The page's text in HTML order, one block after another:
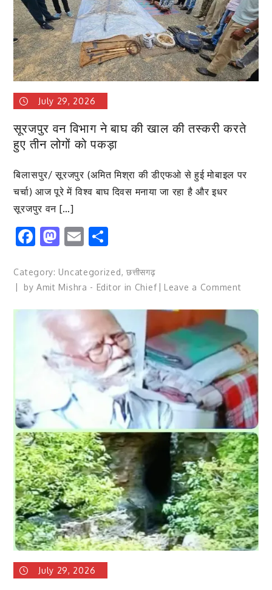
योजनाओं
का
करने
कलेक्टर
के
भोई
July 29, 2026
सूरजपुर वन विभाग ने बाघ की खाल की तस्करी करते
हुए तीन लोगों को पकड़ा
बिलासपुर/ सूरजपुर (अमित मिश्रा की डीएफओ से हुई मोबाइल पर
चर्चा) आज पूरे में विश्व बाघ दिवस मनाया जा रहा है और इधर
सूरजपुर वन […]
Facebook
Mastodon
Email
Category: Uncategorized, छत्तीसगढ़
by Amit Mishra - Editor in Chief Leave a Commenton
विभाग
ने
बाघ
की
खाल
की
तस्करी
करते
हुए
तीन
लोगों
को
पकड़ा
July 29, 2026